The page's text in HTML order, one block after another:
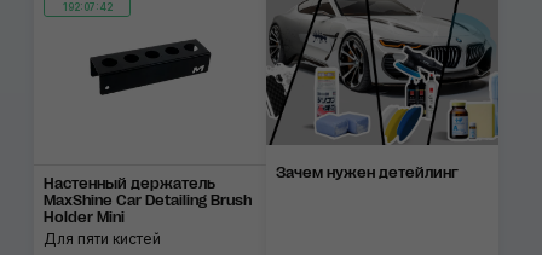
192:07:42
Настенный держатель
MaxShine Car Detailing Brush
Holder Mini
Для пяти кистей
Зачем нужен детейлинг